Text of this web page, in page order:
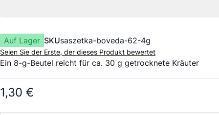
Auf Lager SKUsaszetka-boveda-62-4g
Seien Sie der Erste, der dieses Produkt bewertet
Ein 8-g-Beutel reicht für ca. 30 g getrocknete Kräuter
1,30 €